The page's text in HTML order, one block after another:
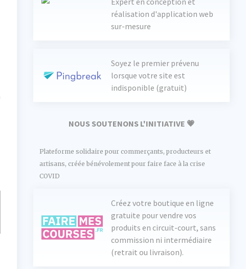
réalisation d'application web
sur-mesure
Soyez le premier prévenu
lorsque votre site est
indisponible (gratuit)
NOUS SOUTENONS L'INITIATIVE 💗
Plateforme solidaire pour commerçants, producteurs et
artisans, créée bénévolement pour faire face à la crise
COVID
Créez votre boutique en ligne
gratuite pour vendre vos
produits en circuit-court, sans
commission ni intermédiaire
(retrait ou livraison).